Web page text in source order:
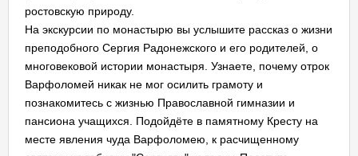
ростовскую природу.
На экскурсии по монастырю вы услышите рассказ о жизни
преподобного Сергия Радонежского и его родителей, о
многовековой истории монастыря. Узнаете, почему отрок
Варфоломей никак не мог осилить грамоту и
познакомитесь с жизнью Православной гимназии и
пансиона учащихся. Подойдёте в памятному Кресту на
месте явления чуда Варфоломею, к расчищенному